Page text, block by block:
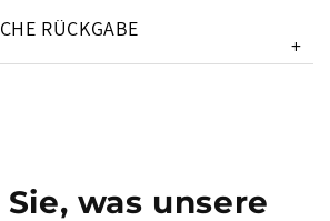
RÜCKGABE
+
was unsere